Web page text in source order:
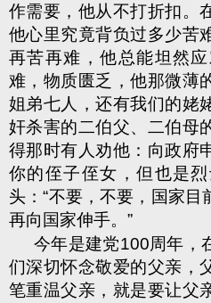
作需要，他从不打折扣。
他心里究竟背负过多少苦
再苦再难，他总能坦然
难，物质匮乏，他那微薄
姐弟七人，还有我们的姥
奸杀害的二伯父、二伯母
得那时有人劝他：向政府
你的侄子侄女，但也是
头：“不要，不要，国家
再向国家伸手。”
今年是建党100周年，
们深切怀念敬爱的父亲，
笔重温父亲，就是要让父